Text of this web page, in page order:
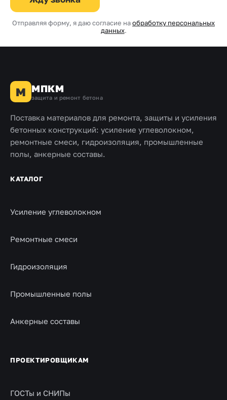
Отправляя форму, я даю согласие наобработку персональных
данных.
М МПКМ
защита и ремонт бетона
Поставка материалов для ремонта, защиты и усиления
бетонных конструкций: усиление углеволокном,
ремонтные смеси, гидроизоляция, промышленные
полы, анкерные составы.
КАТАЛОГ
Усиление углеволокном
Ремонтные смеси
Гидроизоляция
Промышленные полы
Анкерные составы
ПРОЕКТИРОВЩИКАМ
ГОСТы и СНИПы